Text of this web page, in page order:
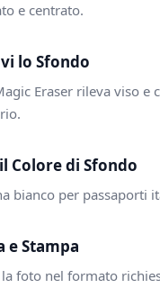
e centrato.
lo Sfondo
Eraser rileva viso
Colore di Sfondo
bianco per passaporti
e Stampa
la foto nel formato